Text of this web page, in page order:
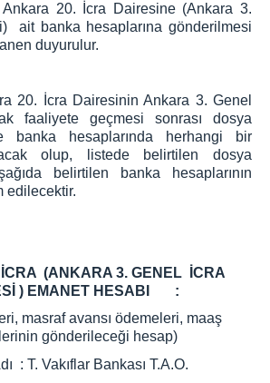
Ankara 20. İcra Dairesine (Ankara 3.
ait banka hesaplarına gönderilmesi
duyurulur.
20. İcra Dairesinin Ankara 3. Genel
faaliyete geçmesi sonrası dosya
banka hesaplarında herhangi bir
olup, listede belirtilen dosya
belirtilen banka hesaplarının
edilecektir.
(ANKARA 3. GENEL İCRA
) EMANET HESABI :
masraf avansı ödemeleri, maaş
gönderileceği hesap)
: T. Vakıflar Bankası T.A.O.